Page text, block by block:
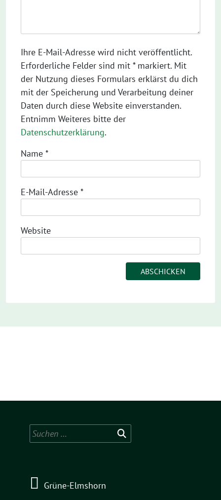
Ihre E-Mail-Adresse wird nicht veröffentlicht.
Erforderliche Felder sind mit * markiert. Mit
der Nutzung dieses Formulars erklärst du dich
mit der Speicherung und Verarbeitung deiner
Daten durch diese Website einverstanden.
Entnimm Weiteres bitte der
Datenschutzerklärung.
Name *
E-Mail-Adresse *
Website
Suchen
nach:
Grüne-Elmshorn